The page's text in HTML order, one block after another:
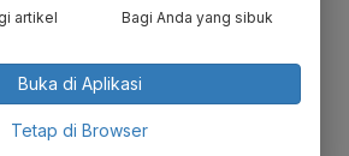
SEO #Gunung Api
#Gunung
artikel Bagi Anda yang sibuk
Buka di Aplikasi
Tetap di Browser